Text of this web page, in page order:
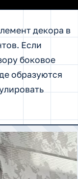
декора в
Если
боковое
образуются